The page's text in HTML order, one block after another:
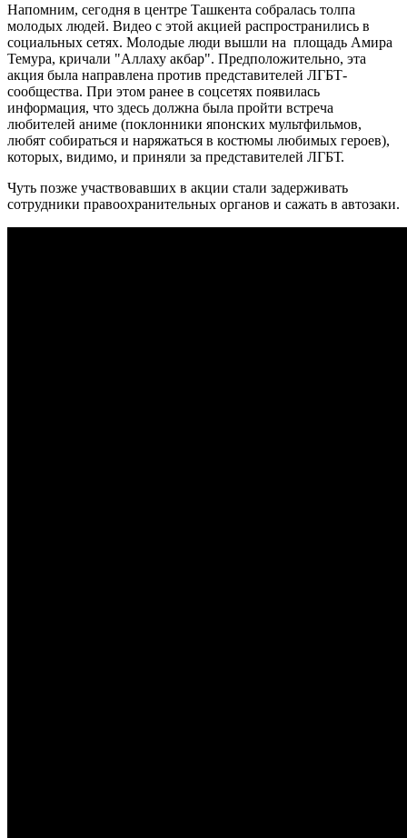
Напомним, сегодня в центре Ташкента собралась толпа
молодых людей. Видео с этой акцией распространились в
социальных сетях. Молодые люди вышли на площадь Амира
Темура, кричали "Аллаху акбар". Предположительно, эта
акция была направлена против представителей ЛГБТ-
сообщества. При этом ранее в соцсетях появилась
информация, что здесь должна была пройти встреча
любителей аниме (поклонники японских мультфильмов,
любят собираться и наряжаться в костюмы любимых героев),
которых, видимо, и приняли за представителей ЛГБТ.
Чуть позже участвовавших в акции стали задерживать
сотрудники правоохранительных органов и сажать в автозаки.